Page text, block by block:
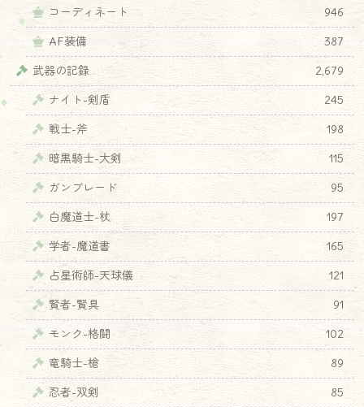
コーディネート
946
AF装備
387
武器の記録
2,679
ナイト-剣盾
245
戦士-斧
198
暗黒騎士-大剣
115
ガンブレード
95
白魔道士-杖
197
学者-魔道書
165
占星術師-天球儀
121
賢者-賢具
91
モンク-格闘
102
竜騎士-槍
89
忍者-双剣
85